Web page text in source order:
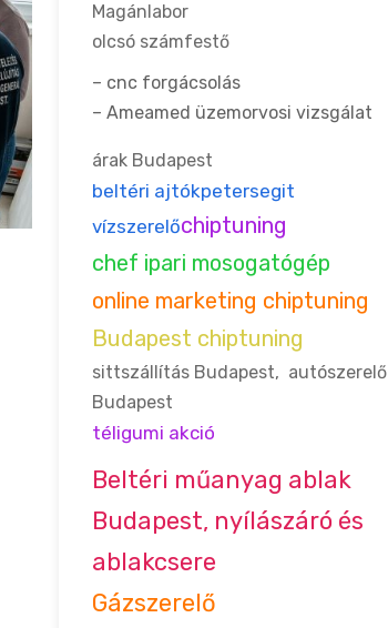
Magánlabor
olcsó számfestő
– cnc forgácsolás
– Ameamed üzemorvosi vizsgálat
árak Budapest
beltéri ajtókpetersegit
vízszerelőchiptuning
chef ipari mosogatógép
online marketing chiptuning
Budapest chiptuning
sittszállítás Budapest, autószerelő
Budapest
téligumi akció
Beltéri műanyag ablak
Budapest, nyílászáró és
ablakcsere
Gázszerelő